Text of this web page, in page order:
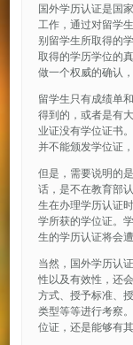
国外学历认证是国
工作，通过对留学
别留学生所取得的
取得的学历学位的
做一个权威的确认
留学生只有成绩单
得到的，或者是有
业证没有学位证书
并不能颁发学位证
但是，需要说明的
话，是不在教育部
生在办理学历认证
学所获的学位证。
生的学历认证将会
当然，国外学历认
性以及有效性，还
方式、授予标准、
类型等等进行考察
位证，还是能够有